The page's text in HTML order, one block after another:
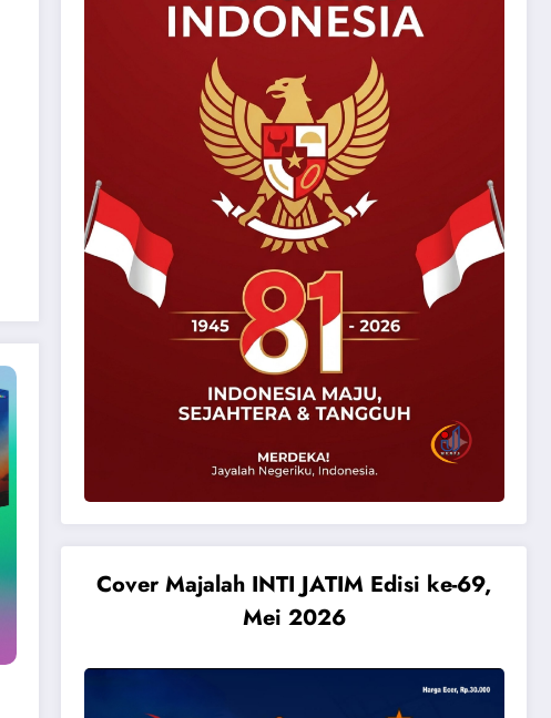
Cover Majalah INTI JATIM Edisi ke-69,
Mei 2026